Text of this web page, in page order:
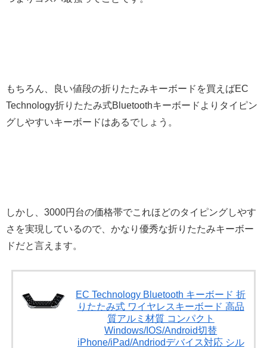
もちろん、良い値段の折りたたみキーボードを買えばEC
Technology折りたたみ式Bluetoothキーボードよりタイピン
グしやすいキーボードはあるでしょう。
しかし、3000円台の価格帯でこれほどのタイピングしやす
さを実現しているので、かなり優秀な折りたたみキーボー
ドだと言えます。
EC Technology Bluetooth キーボード 折
りたたみ式 ワイヤレスキーボード 高品
質アルミ材質 コンパクト
Windows/IOS/Android切替
iPhone/iPad/Andriodデバイス対応 シル